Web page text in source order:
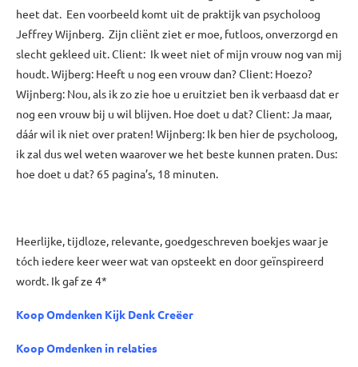
heet dat. Een voorbeeld komt uit de praktijk van psycholoog
Jeffrey Wijnberg. Zijn cliënt ziet er moe, futloos, onverzorgd en
slecht gekleed uit. Client: Ik weet niet of mijn vrouw nog van mij
houdt. Wijberg: Heeft u nog een vrouw dan? Client: Hoezo?
Wijnberg: Nou, als ik zo zie hoe u eruitziet ben ik verbaasd dat er
nog een vrouw bij u wil blijven. Hoe doet u dat? Client: Ja maar,
dáár wil ik niet over praten! Wijnberg: Ik ben hier de psycholoog,
ik zal dus wel weten waarover we het beste kunnen praten. Dus:
hoe doet u dat? 65 pagina’s, 18 minuten.
Heerlijke, tijdloze, relevante, goedgeschreven boekjes waar je
tóch iedere keer weer wat van opsteekt en door geïnspireerd
wordt. Ik gaf ze 4*
Koop Omdenken Kijk Denk Creëer
Koop Omdenken in relaties